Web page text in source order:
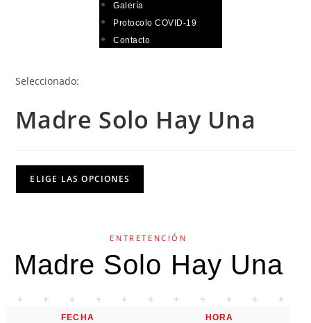
Galería
Protocolo COVID-19
Contacto
Seleccionado:
Madre Solo Hay Una
ELIGE LAS OPCIONES
ENTRETENCIÓN
Madre Solo Hay Una
FECHA HORA